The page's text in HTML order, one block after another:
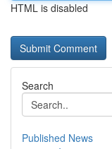
HTML is disabled
Search
Published News